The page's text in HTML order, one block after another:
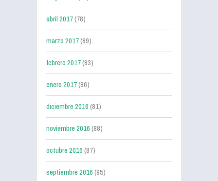
abril 2017(78)
marzo 2017(89)
febrero 2017(83)
enero 2017(86)
diciembre 2016(81)
noviembre 2016(88)
octubre 2016(87)
septiembre 2016(95)